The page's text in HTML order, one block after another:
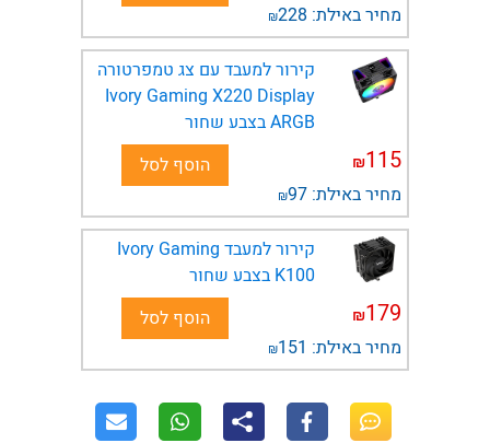
מחיר באילת: 228
₪
קירור למעבד עם צג טמפרטורה
Ivory Gaming X220 Display
ARGB בצבע שחור
115
₪
מחיר באילת: 97
₪
הוסף לסל
קירור למעבד Ivory Gaming
K100 בצבע שחור
179
₪
מחיר באילת: 151
₪
הוסף לסל